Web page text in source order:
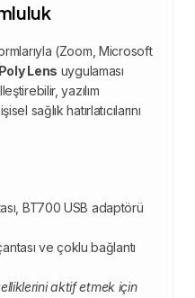
(Zoom, Microsoft
Poly Lens uygulaması
yazılım
sağlık hatırlatıcılarını
BT700 USB adaptörü
ve çoklu bağlantı
aktif etmek için